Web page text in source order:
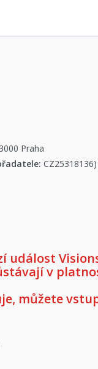
Praha
událost
v
můžete